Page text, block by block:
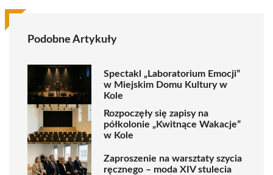
Podobne Artykuły
Spectakl „Laboratorium Emocji”
w Miejskim Domu Kultury w
Kole
Rozpoczęły się zapisy na
półkolonie „Kwitnące Wakacje”
w Kole
Zaproszenie na warsztaty szycia
ręcznego – moda XIV stulecia